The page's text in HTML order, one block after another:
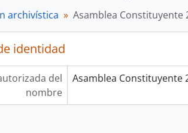
archivística Asamblea Constituyente
identidad
del
nombre
Asamblea Constituyente